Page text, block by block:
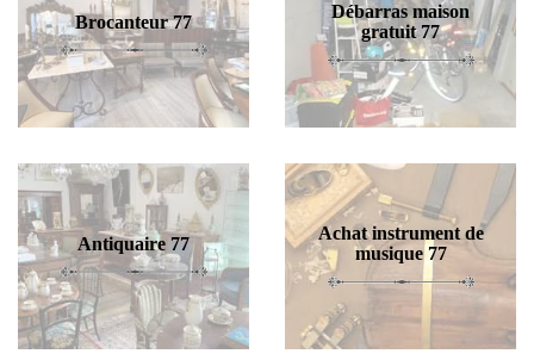
Brocanteur 77
Débarras maison
gratuit 77
Antiquaire 77
Achat instrument de
musique 77